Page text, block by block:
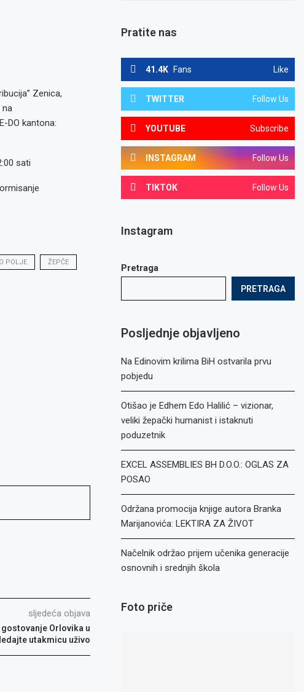
Zenica,
na
DO kantona:
sati
POLJE ŽEPČE
sljedeća objava
Orlovika u
utakmicu uživo
Pratite nas
41.4K Fans Like
TWITTER Follow Us
YOUTUBE Subscribe
INSTAGRAM Follow Us
TIKTOK Follow Us
Instagram
Pretraga
PRETRAGA
Posljednje objavljeno
Na Edinovim krilima BiH ostvarila prvu
pobjedu
Otišao je Edhem Edo Halilić – vizionar,
veliki žepački humanist i istaknuti
poduzetnik
EXCEL ASSEMBLIES BH D.O.O.: OGLAS ZA
POSAO
Održana promocija knjige autora Branka
Marijanovića: LEKTIRA ZA ŽIVOT
Načelnik održao prijem učenika generacije
osnovnih i srednjih škola
Foto priče